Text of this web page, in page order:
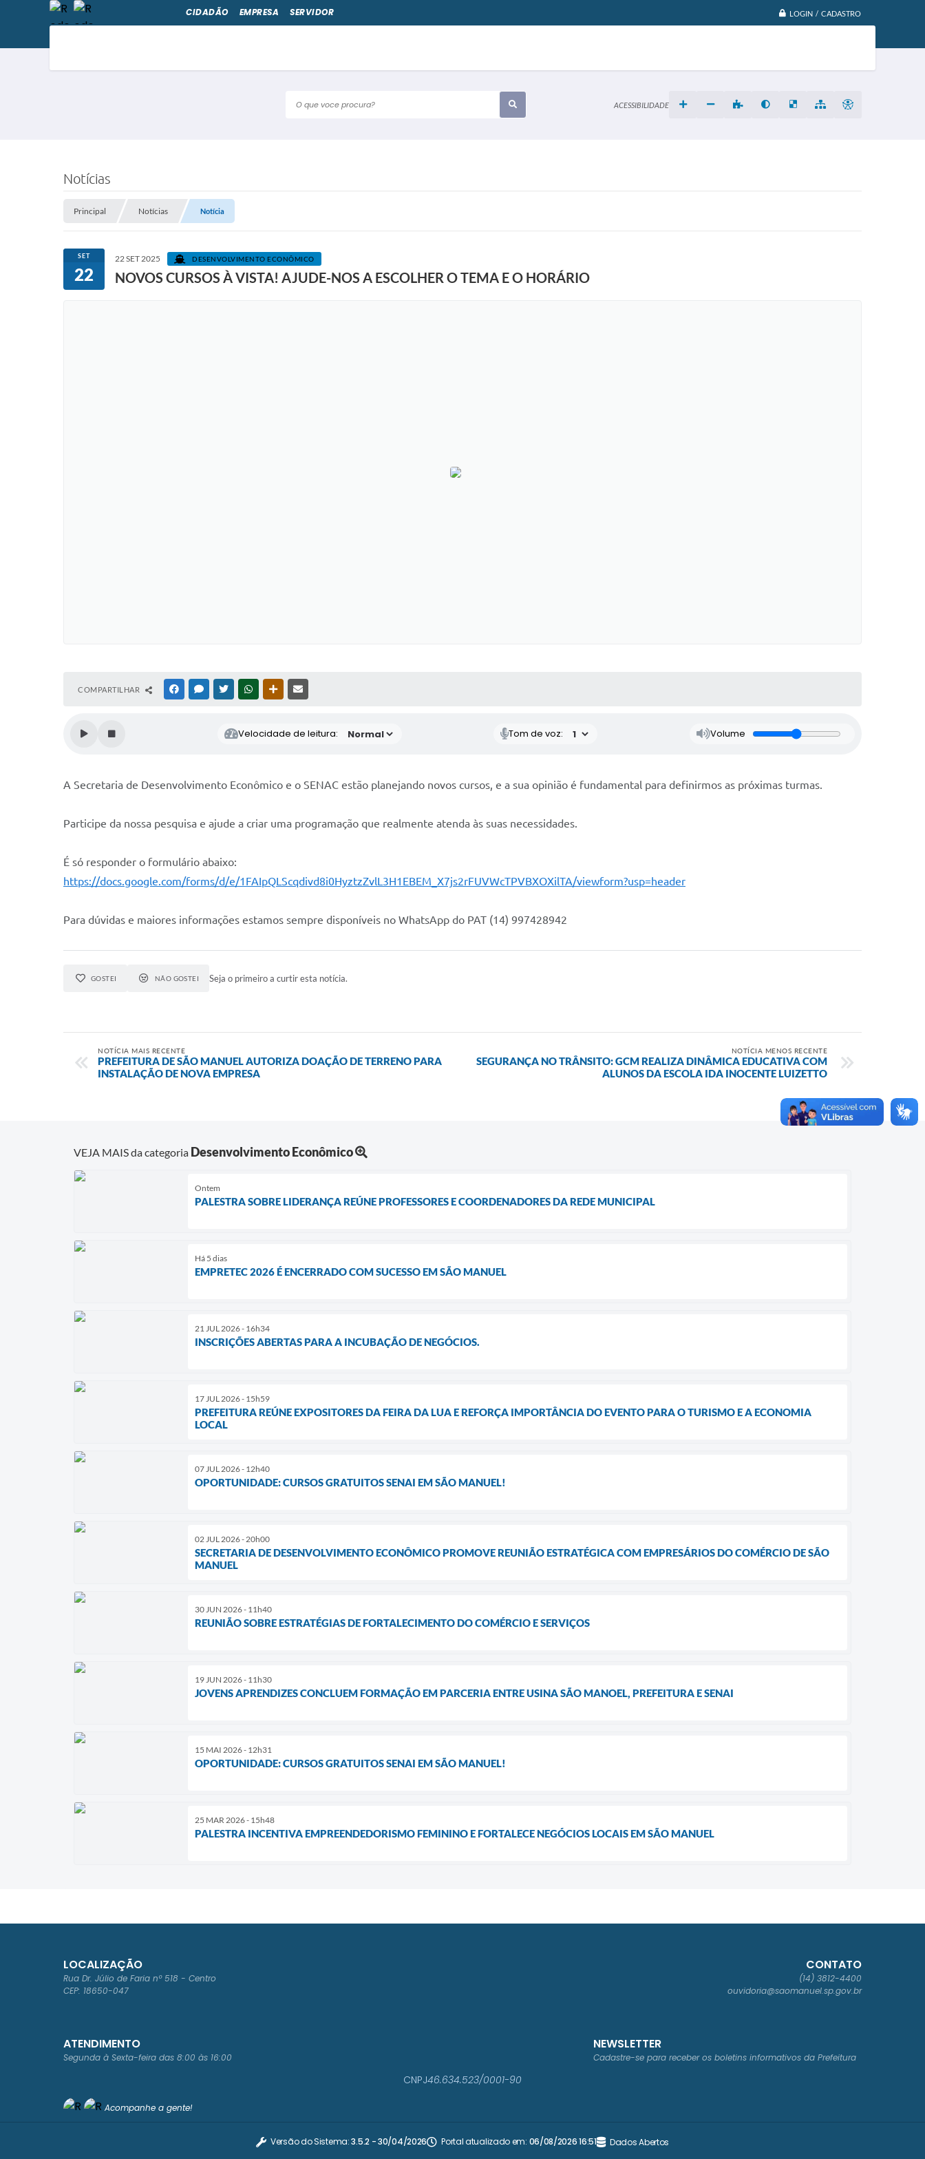
LOGIN / CADASTRO
O que voce procura?
CIDADÃO EMPRESA SERVIDOR
ACESSIBILIDADE
Notícias
Principal Notícias Notícia
SET
22
22 SET 2025 DESENVOLVIMENTO ECONÔMICO
NOVOS CURSOS À VISTA! AJUDE-NOS A ESCOLHER O TEMA E O HORÁRIO
COMPARTILHAR FACEBOOKMESSENGER
TWITTERWHATSAPPOUTRAS MÍDIAS
Velocidade de leitura: Tom de voz: Volume
A Secretaria de Desenvolvimento Econômico e o SENAC estão planejando novos cursos, e a sua opinião é fundamental para definirmos as próximas turmas.
Participe da nossa pesquisa e ajude a criar uma programação que realmente atenda às suas necessidades.
É só responder o formulário abaixo:
https://docs.google.com/forms/d/e/1FAIpQLScqdivd8i0HyztzZvlL3H1EBEM_X7js2rFUVWcTPVBXOXilTA/viewform?usp=header
Para dúvidas e maiores informações estamos sempre disponíveis no WhatsApp do PAT (14) 997428942
GOSTEI NÃO GOSTEI Seja o primeiro a curtir esta notícia.
NOTÍCIA MAIS RECENTE
PREFEITURA DE SÃO MANUEL AUTORIZA DOAÇÃO DE TERRENO PARA
INSTALAÇÃO DE NOVA EMPRESA
NOTÍCIA MENOS RECENTE
SEGURANÇA NO TRÂNSITO: GCM REALIZA DINÂMICA EDUCATIVA COM
ALUNOS DA ESCOLA IDA INOCENTE LUIZETTO
VEJA MAIS da categoria Desenvolvimento Econômico
Ontem
PALESTRA SOBRE LIDERANÇA REÚNE PROFESSORES E COORDENADORES DA REDE MUNICIPAL
Há 5 dias
EMPRETEC 2026 É ENCERRADO COM SUCESSO EM SÃO MANUEL
21 JUL 2026 - 16h34
INSCRIÇÕES ABERTAS PARA A INCUBAÇÃO DE NEGÓCIOS.
17 JUL 2026 - 15h59
PREFEITURA REÚNE EXPOSITORES DA FEIRA DA LUA E REFORÇA IMPORTÂNCIA DO EVENTO PARA O TURISMO E A ECONOMIA
LOCAL
07 JUL 2026 - 12h40
OPORTUNIDADE: CURSOS GRATUITOS SENAI EM SÃO MANUEL!
02 JUL 2026 - 20h00
SECRETARIA DE DESENVOLVIMENTO ECONÔMICO PROMOVE REUNIÃO ESTRATÉGICA COM EMPRESÁRIOS DO COMÉRCIO DE SÃO
MANUEL
30 JUN 2026 - 11h40
REUNIÃO SOBRE ESTRATÉGIAS DE FORTALECIMENTO DO COMÉRCIO E SERVIÇOS
19 JUN 2026 - 11h30
JOVENS APRENDIZES CONCLUEM FORMAÇÃO EM PARCERIA ENTRE USINA SÃO MANOEL, PREFEITURA E SENAI
15 MAI 2026 - 12h31
OPORTUNIDADE: CURSOS GRATUITOS SENAI EM SÃO MANUEL!
25 MAR 2026 - 15h48
PALESTRA INCENTIVA EMPREENDEDORISMO FEMININO E FORTALECE NEGÓCIOS LOCAIS EM SÃO MANUEL
Acompanhe a gente!
LOCALIZAÇÃO
Rua Dr. Júlio de Faria nº 518 - Centro
CEP: 18650-047
CONTATO
(14) 3812-4400
ouvidoria@saomanuel.sp.gov.br
ATENDIMENTO
Segunda à Sexta-feira das 8:00 às 16:00
CNPJ46.634.523/0001-90
NEWSLETTER
Cadastre-se para receber os boletins informativos da Prefeitura
Versão do Sistema:3.5.2 - 30/04/2026 Portal atualizado em: 06/08/2026 16:51 Dados Abertos